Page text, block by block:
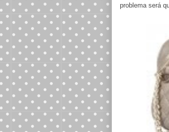
problema será